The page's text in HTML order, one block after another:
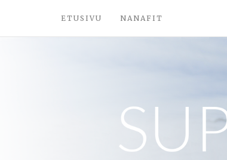
ETUSIVU NANAFIT